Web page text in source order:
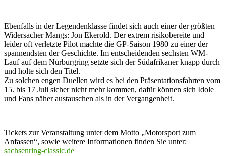
Ebenfalls in der Legendenklasse findet sich auch einer der größten
Widersacher Mangs: Jon Ekerold. Der extrem risikobereite und
leider oft verletzte Pilot machte die GP-Saison 1980 zu einer der
spannendsten der Geschichte. Im entscheidenden sechsten WM-
Lauf auf dem Nürburgring setzte sich der Südafrikaner knapp durch
und holte sich den Titel.
Zu solchen engen Duellen wird es bei den Präsentationsfahrten vom
15. bis 17 Juli sicher nicht mehr kommen, dafür können sich Idole
und Fans näher austauschen als in der Vergangenheit.
Tickets zur Veranstaltung unter dem Motto „Motorsport zum
Anfassen“, sowie weitere Informationen finden Sie unter:
sachsenring-classic.de